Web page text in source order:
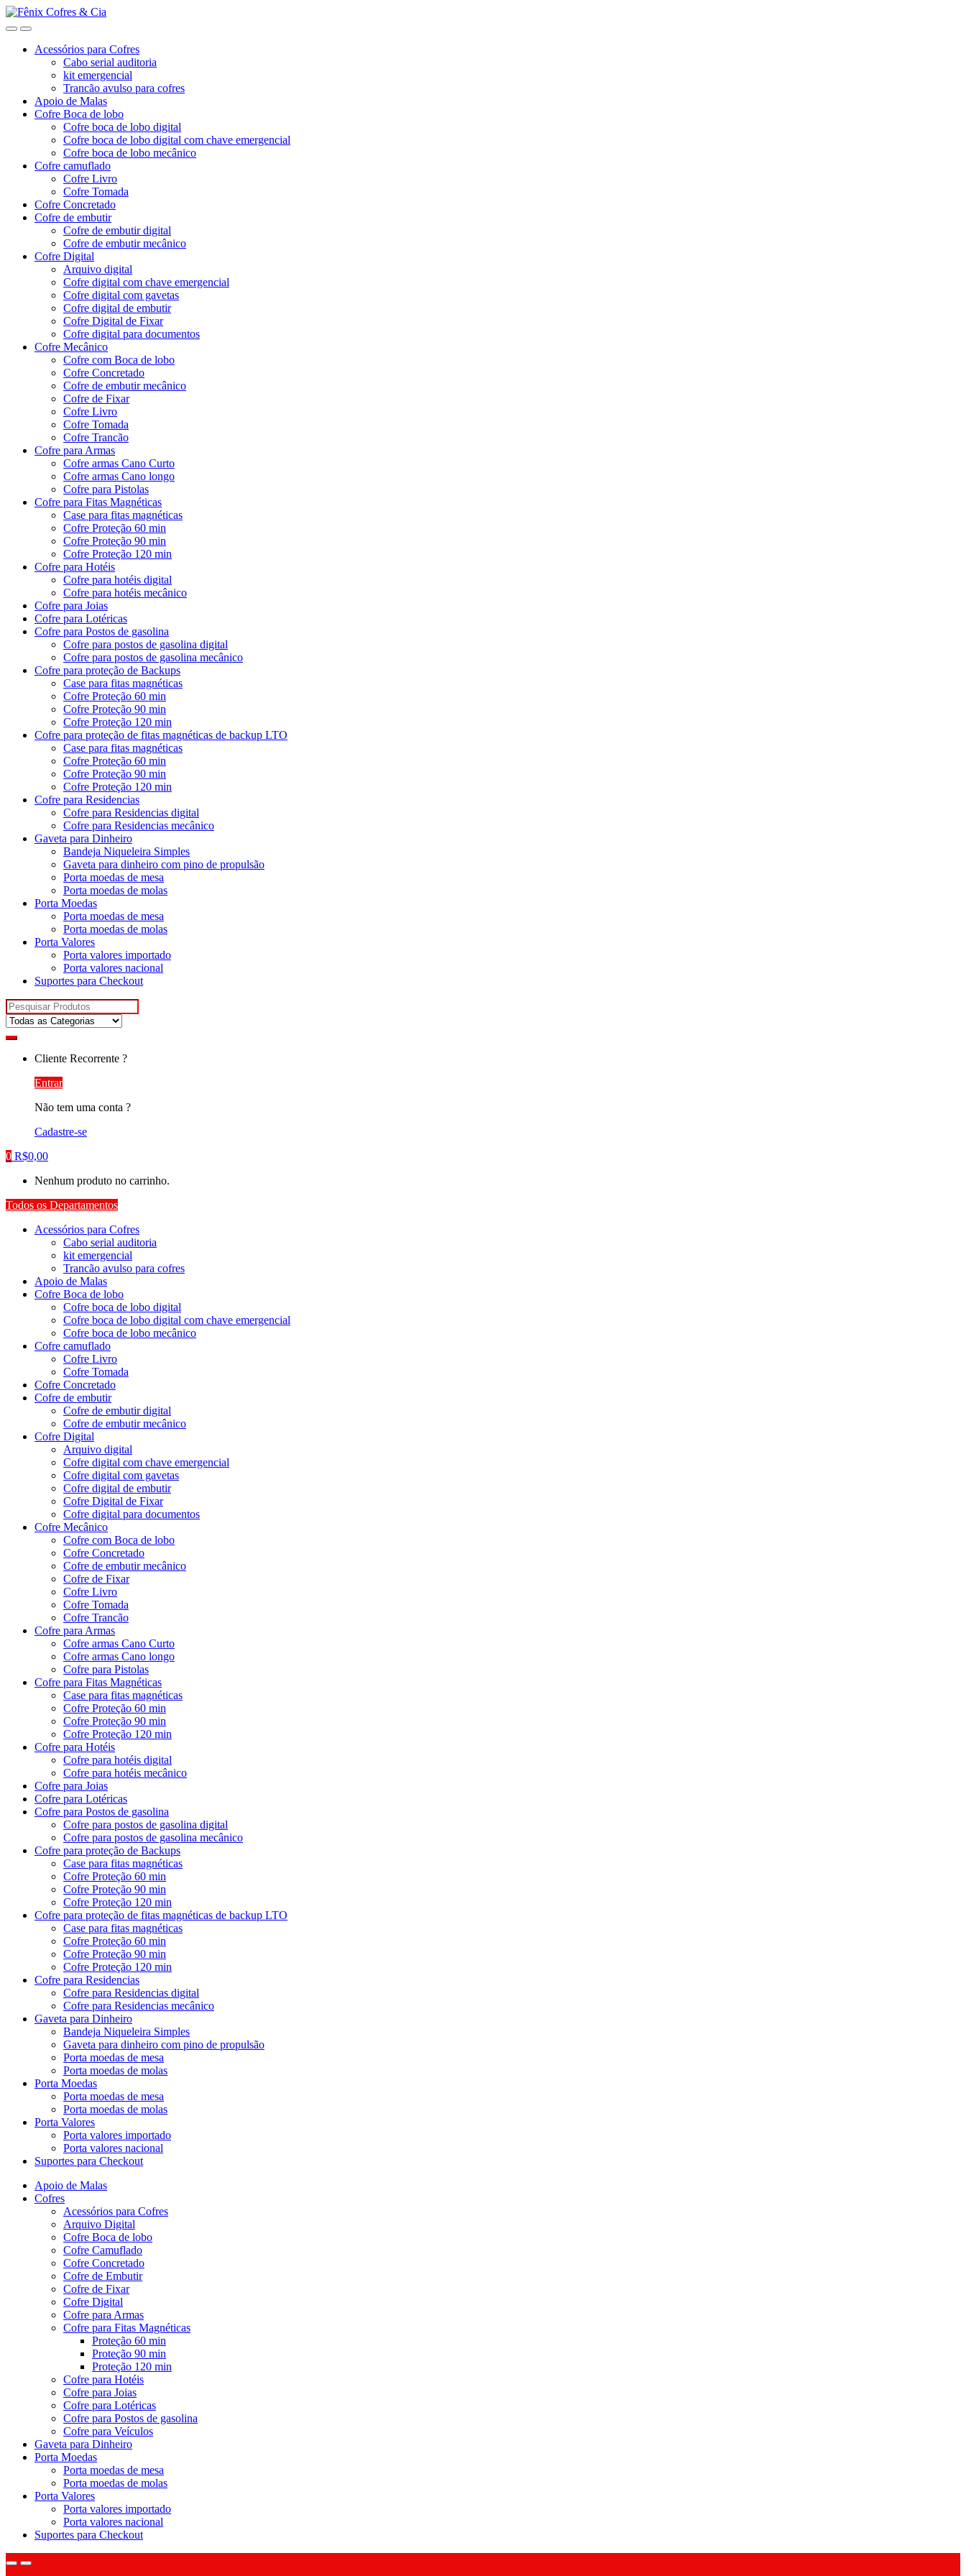
Ir
para
navegação
Ir
para
conteúdoAcessórios para Cofres
Cabo serial auditoria
kit emergencial
Trancão avulso para cofres
Apoio de Malas
Cofre Boca de lobo
Cofre boca de lobo digital
Cofre boca de lobo digital com chave emergencial
Cofre boca de lobo mecânico
Cofre camuflado
Cofre Livro
Cofre Tomada
Cofre Concretado
Cofre de embutir
Cofre de embutir digital
Cofre de embutir mecânico
Cofre Digital
Arquivo digital
Cofre digital com chave emergencial
Cofre digital com gavetas
Cofre digital de embutir
Cofre Digital de Fixar
Cofre digital para documentos
Cofre Mecânico
Cofre com Boca de lobo
Cofre Concretado
Cofre de embutir mecânico
Cofre de Fixar
Cofre Livro
Cofre Tomada
Cofre Trancão
Cofre para Armas
Cofre armas Cano Curto
Cofre armas Cano longo
Cofre para Pistolas
Cofre para Fitas Magnéticas
Case para fitas magnéticas
Cofre Proteção 60 min
Cofre Proteção 90 min
Cofre Proteção 120 min
Cofre para Hotéis
Cofre para hotéis digital
Cofre para hotéis mecânico
Cofre para Joias
Cofre para Lotéricas
Cofre para Postos de gasolina
Cofre para postos de gasolina digital
Cofre para postos de gasolina mecânico
Cofre para proteção de Backups
Case para fitas magnéticas
Cofre Proteção 60 min
Cofre Proteção 90 min
Cofre Proteção 120 min
Cofre para proteção de fitas magnéticas de backup LTO
Case para fitas magnéticas
Cofre Proteção 60 min
Cofre Proteção 90 min
Cofre Proteção 120 min
Cofre para Residencias
Cofre para Residencias digital
Cofre para Residencias mecânico
Gaveta para Dinheiro
Bandeja Niqueleira Simples
Gaveta para dinheiro com pino de propulsão
Porta moedas de mesa
Porta moedas de molas
Porta Moedas
Porta moedas de mesa
Porta moedas de molas
Porta Valores
Porta valores importado
Porta valores nacional
Suportes para Checkout
Pesquisar
por:
Cliente Recorrente ?
Entrar
Não tem uma conta ?
Cadastre-se
0 R$0,00
Nenhum produto no carrinho.
Todos os Departamentos
Acessórios para Cofres
Cabo serial auditoria
kit emergencial
Trancão avulso para cofres
Apoio de Malas
Cofre Boca de lobo
Cofre boca de lobo digital
Cofre boca de lobo digital com chave emergencial
Cofre boca de lobo mecânico
Cofre camuflado
Cofre Livro
Cofre Tomada
Cofre Concretado
Cofre de embutir
Cofre de embutir digital
Cofre de embutir mecânico
Cofre Digital
Arquivo digital
Cofre digital com chave emergencial
Cofre digital com gavetas
Cofre digital de embutir
Cofre Digital de Fixar
Cofre digital para documentos
Cofre Mecânico
Cofre com Boca de lobo
Cofre Concretado
Cofre de embutir mecânico
Cofre de Fixar
Cofre Livro
Cofre Tomada
Cofre Trancão
Cofre para Armas
Cofre armas Cano Curto
Cofre armas Cano longo
Cofre para Pistolas
Cofre para Fitas Magnéticas
Case para fitas magnéticas
Cofre Proteção 60 min
Cofre Proteção 90 min
Cofre Proteção 120 min
Cofre para Hotéis
Cofre para hotéis digital
Cofre para hotéis mecânico
Cofre para Joias
Cofre para Lotéricas
Cofre para Postos de gasolina
Cofre para postos de gasolina digital
Cofre para postos de gasolina mecânico
Cofre para proteção de Backups
Case para fitas magnéticas
Cofre Proteção 60 min
Cofre Proteção 90 min
Cofre Proteção 120 min
Cofre para proteção de fitas magnéticas de backup LTO
Case para fitas magnéticas
Cofre Proteção 60 min
Cofre Proteção 90 min
Cofre Proteção 120 min
Cofre para Residencias
Cofre para Residencias digital
Cofre para Residencias mecânico
Gaveta para Dinheiro
Bandeja Niqueleira Simples
Gaveta para dinheiro com pino de propulsão
Porta moedas de mesa
Porta moedas de molas
Porta Moedas
Porta moedas de mesa
Porta moedas de molas
Porta Valores
Porta valores importado
Porta valores nacional
Suportes para Checkout
Apoio de Malas
Cofres
Acessórios para Cofres
Arquivo Digital
Cofre Boca de lobo
Cofre Camuflado
Cofre Concretado
Cofre de Embutir
Cofre de Fixar
Cofre Digital
Cofre para Armas
Cofre para Fitas Magnéticas
Proteção 60 min
Proteção 90 min
Proteção 120 min
Cofre para Hotéis
Cofre para Joias
Cofre para Lotéricas
Cofre para Postos de gasolina
Cofre para Veículos
Gaveta para Dinheiro
Porta Moedas
Porta moedas de mesa
Porta moedas de molas
Porta Valores
Porta valores importado
Porta valores nacional
Suportes para Checkout